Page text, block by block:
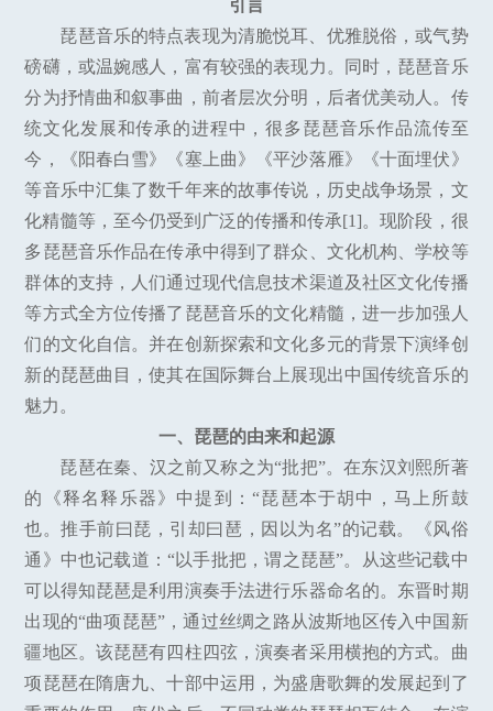
引言
琵琶音乐的特点表现为清脆悦耳、优雅脱俗，或气势
磅礴，或温婉感人，富有较强的表现力。同时，琵琶音乐
分为抒情曲和叙事曲，前者层次分明，后者优美动人。传
统文化发展和传承的进程中，很多琵琶音乐作品流传至
今，《阳春白雪》《塞上曲》《平沙落雁》《十面埋伏》
等音乐中汇集了数千年来的故事传说，历史战争场景，文
化精髓等，至今仍受到广泛的传播和传承[1]。现阶段，很
多琵琶音乐作品在传承中得到了群众、文化机构、学校等
群体的支持，人们通过现代信息技术渠道及社区文化传播
等方式全方位传播了琵琶音乐的文化精髓，进一步加强人
们的文化自信。并在创新探索和文化多元的背景下演绎创
新的琵琶曲目，使其在国际舞台上展现出中国传统音乐的
魅力。
一、琵琶的由来和起源
琵琶在秦、汉之前又称之为“批把”。在东汉刘熙所著
的《释名释乐器》中提到：“琵琶本于胡中，马上所鼓
也。推手前曰琵，引却曰琶，因以为名”的记载。《风俗
通》中也记载道：“以手批把，谓之琵琶”。从这些记载中
可以得知琵琶是利用演奏手法进行乐器命名的。东晋时期
出现的“曲项琵琶”，通过丝绸之路从波斯地区传入中国新
疆地区。该琵琶有四柱四弦，演奏者采用横抱的方式。曲
项琵琶在隋唐九、十部中运用，为盛唐歌舞的发展起到了